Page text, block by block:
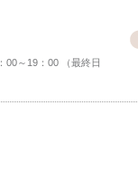
00～19：00 （最終日